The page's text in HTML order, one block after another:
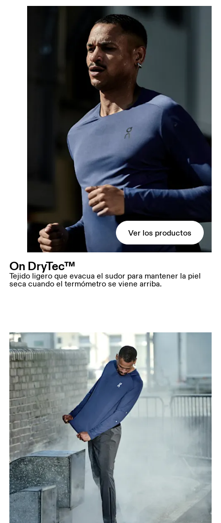
Ver los productos
On DryTec™
Tejido ligero que evacua el sudor para mantener la piel
seca cuando el termómetro se viene arriba.